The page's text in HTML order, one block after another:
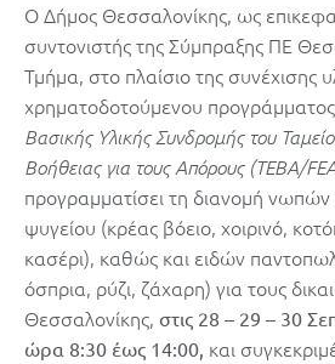
Ο Δήμος Θεσσαλονίκης, ως
συντονιστής της Σύμπραξης ΠΕ
Τμήμα, στο πλαίσιο της συνέχισης
χρηματοδοτούμενου προγράμματος
Βασικής Υλικής Συνδρομής του
Βοήθειας για τους Απόρους (ΤΕΒΑ/
προγραμματίσει τη διανομή
ψυγείου (κρέας βόειο, χοιρινό,
κασέρι), καθώς και ειδών
όσπρια, ρύζι, ζάχαρη) για τους
Θεσσαλονίκης, στις 28 – 29 – 30
ώρα 8:30 έως 14:00, και